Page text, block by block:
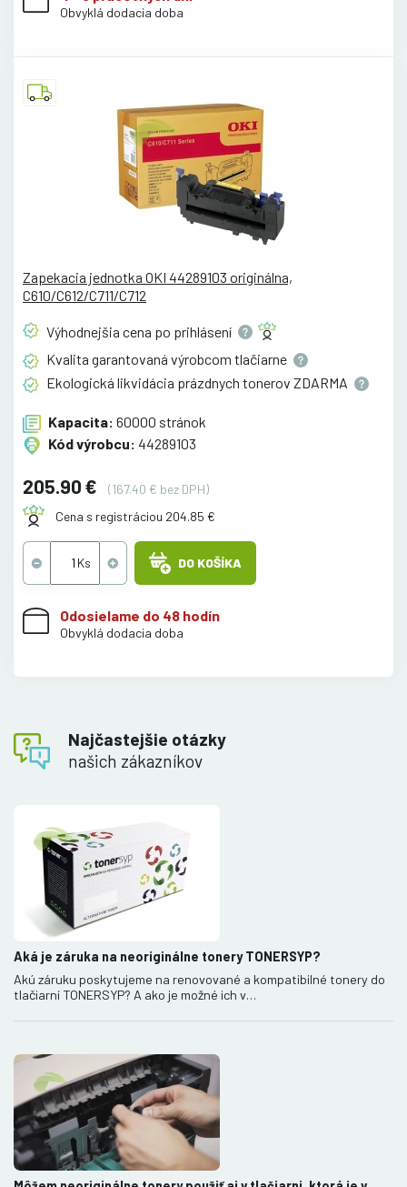
Obvyklá dodacia doba
Zapekacia jednotka OKI 44289103 originálna,
C610/C612/C711/C712
Výhodnejšia cena po prihlásení
Kvalita garantovaná výrobcom tlačiarne
Ekologická likvidácia prázdnych tonerov ZDARMA
Kapacita: 60000 stránok
Kód výrobcu: 44289103
205.90 €
(167.40 € bez DPH)
Cena s registráciou 204.85 €
DO KOŠÍKA
Odosielame do 48 hodín
Obvyklá dodacia doba
Najčastejšie otázky
našich zákazníkov
Aká je záruka na neoriginálne tonery TONERSYP?
Akú záruku poskytujeme na renovované a kompatibilné tonery do
tlačiarní TONERSYP? A ako je možné ich v…